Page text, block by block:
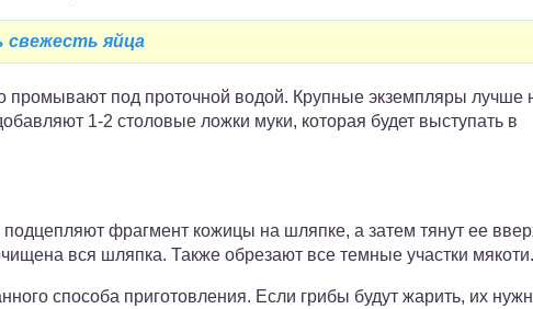
свежесть яйца
промывают под проточной водой. Крупные экземпляры лучше
1-2 столовые ложки муки, которая будет выступать в
фрагмент кожицы на шляпке, а затем тянут ее
вся шляпка. Также обрезают все темные участки мякоти.
способа приготовления. Если грибы будут жарить, их